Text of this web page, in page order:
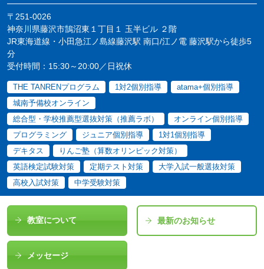
〒251-0026
神奈川県藤沢市鵠沼東１丁目１ 玉半ビル ２階
JR東海道線・小田急江ノ島線藤沢駅 南口/江ノ電 藤沢駅から徒歩5
分
受付時間：15:30～20:00／日祝休
THE TANRENプログラム 1対2個別指導
atama+個別指導
城南予備校オンライン
総合型・学校推薦型選抜対策（推薦ラボ）
オンライン個別指導
プログラミング
ジュニア個別指導
1対1個別指導
デキタス
りんご塾（算数オリンピック対策）
英語検定試験対策
定期テスト対策
大学入試一般選抜対策
高校入試対策
中学受験対策
教室について 最新のお知らせ
メッセージ